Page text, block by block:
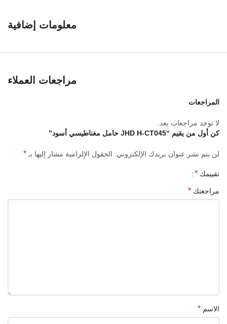
• يتميز حامل الهاتف بمفصل مفصلي يسمح لك بتدوير الجهاز للعثور على
معلومات إضافية
مراجعات العملاء
المراجعات
لا توجد مراجعات بعد.
كن أول من يقيم “JHD H-CT045 حامل مغناطيسي أسود”
لن يتم نشر عنوان بريدك الإلكتروني. الحقول الإلزامية مشار إليها بـ*
تقييمك *
مراجعتك *
الاسم *